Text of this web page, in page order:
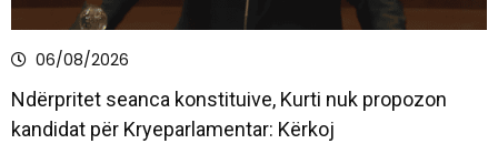
06/08/2026
Ndërpritet seanca konstituive, Kurti nuk propozon
kandidat për Kryeparlamentar: Kërkoj